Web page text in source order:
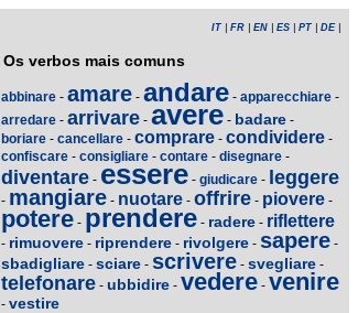
IT FR EN ES PT DE|
Os verbos mais comuns
abbinare - amare - andare - apparecchiare -
arredare - arrivare - avere - badare -
boriare - cancellare - comprare - condividere -
confiscare - consigliare - contare - disegnare -
diventare - essere - giudicare - leggere
- mangiare - nuotare - offrire - piovere -
potere - prendere - radere - riflettere
- rimuovere - riprendere - rivolgere - sapere -
sbadigliare - sciare - scrivere - svegliare -
telefonare - ubbidire - vedere - venire
- vestire